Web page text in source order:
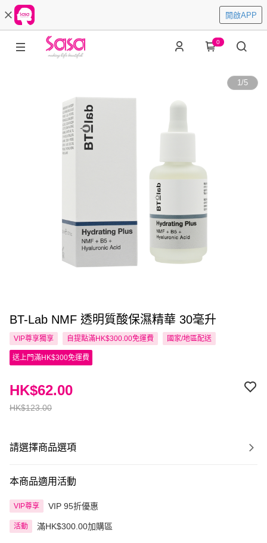
開啟APP
0
1/5
BT-Lab NMF 透明質酸保濕精華 30毫升
VIP尊享獨享 自提點滿HK$300.00免運費 國家/地區配送
送上門滿HK$300免運費
HK$123.00
HK$62.00
請選擇商品選項
本商品適用活動
VIP尊享 VIP 95折優惠
活動 滿HK$300.00加購區